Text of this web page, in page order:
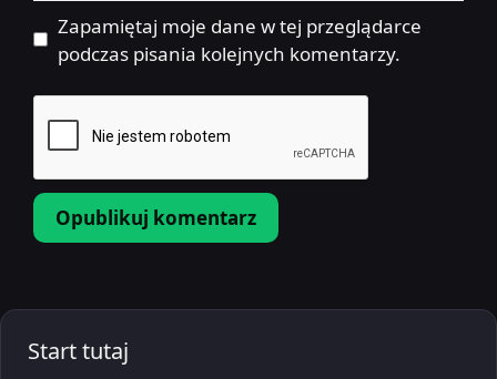
Zapamiętaj moje dane w tej przeglądarce
podczas pisania kolejnych komentarzy.
Start tutaj